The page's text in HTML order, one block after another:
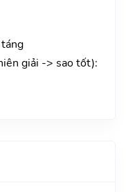
giải -> sao tốt):